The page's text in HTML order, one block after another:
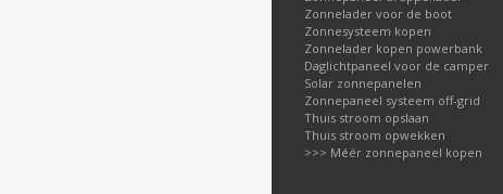
Zonnelader voor de boot
Zonnesysteem kopen
Zonnelader kopen powerbank
Daglichtpaneel voor de camper
Solar zonnepanelen
Zonnepaneel systeem off-grid
Thuis stroom opslaan
Thuis stroom opwekken
>>> Méér zonnepaneel kopen